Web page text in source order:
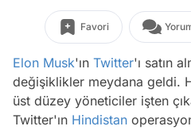
Favori
Elon Musk'ın Twitter'ı satın
değişiklikler meydana geldi.
üst düzey yöneticiler işten
Twitter'ın Hindistan